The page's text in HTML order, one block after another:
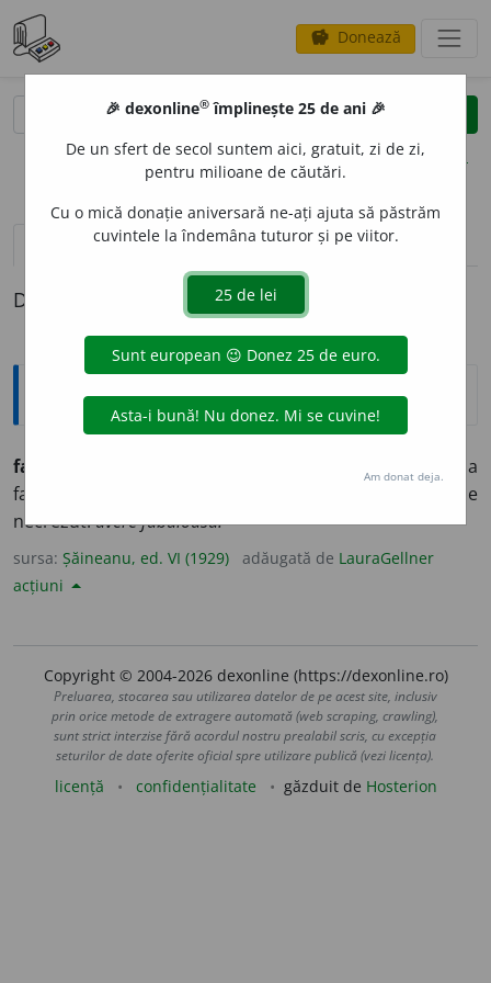
savings Donează
clear
opțiuni
definiții (1) pronunțievolume_up (50)
Definiția cu ID-ul 792653:
Explicative DEX
fabulos
relativ la
fabulă sau mitologie:
de
necrezut:avere fabuloasă.
sursa: Șăineanu, ed. VI (1929) adăugată de LauraGellner
acțiuni
Copyright © 2004-2026 dexonline (https://dexonline.ro)
Preluarea, stocarea sau utilizarea datelor de pe acest site, inclusiv
prin orice metode de extragere automată (web scraping, crawling),
sunt strict interzise fără acordul nostru prealabil scris, cu excepția
seturilor de date oferite oficial spre utilizare publică (vezi licența).
licență confidențialitate găzduit de Hosterion
🎉 dexonline® împlinește 25 de ani 🎉
De un sfert de secol suntem aici, gratuit, zi de zi,
pentru milioane de căutări.
Cu o mică donație aniversară ne-ați ajuta să păstrăm
cuvintele la îndemâna tuturor și pe viitor.
Am donat deja.